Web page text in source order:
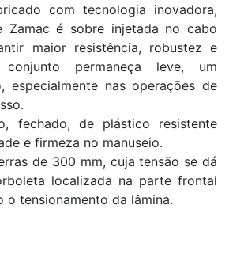
com tecnologia inovadora,
Zamac é sobre injetada no cabo
maior resistência, robustez e
permaneça leve, um
especialmente nas operações de
fechado, de plástico resistente
e firmeza no manuseio.
de 300 mm, cuja tensão se dá
localizada na parte frontal
tensionamento da lâmina.